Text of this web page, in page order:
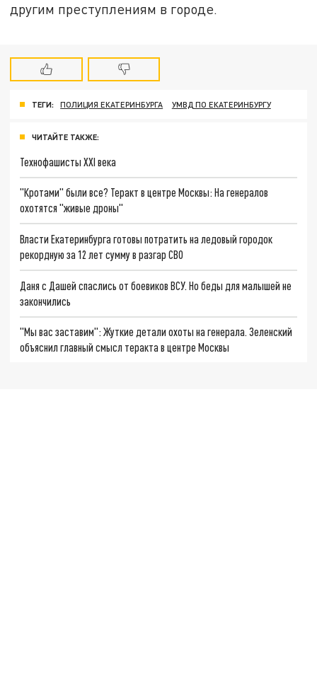
другим преступлениям в городе.
ТЕГИ: ПОЛИЦИЯ ЕКАТЕРИНБУРГА УМВД ПО ЕКАТЕРИНБУРГУ
ЧИТАЙТЕ ТАКЖЕ:
Технофашисты XXI века
"Кротами" были все? Теракт в центре Москвы: На генералов
охотятся "живые дроны"
Власти Екатеринбурга готовы потратить на ледовый городок
рекордную за 12 лет сумму в разгар СВО
Даня с Дашей спаслись от боевиков ВСУ. Но беды для малышей не
закончились
"Мы вас заставим": Жуткие детали охоты на генерала. Зеленский
объяснил главный смысл теракта в центре Москвы